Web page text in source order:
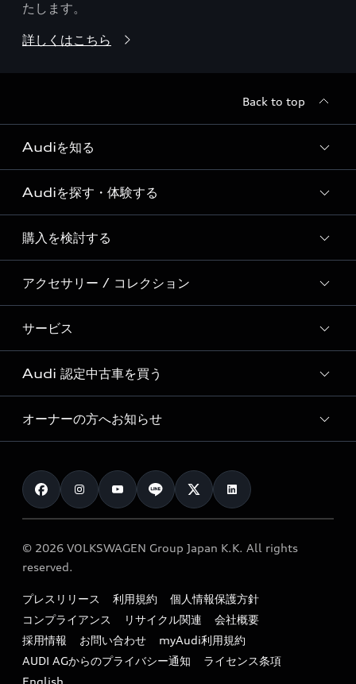
たします。
詳しくはこちら
Back to top
Audiを知る
Audi ブランド
Story of Progress
Audi Sport
Formula 1®
デジタルサービス
Audiを探す・体験する
ディーラー検索
新車在庫検索
試乗車・展示車検索
見積り依頼
試乗予約
購入を検討する
モデル一覧
特別仕様モデル / 限定モデル
e-tronラインアップ
価格シミュレーション
車両比較
カタログ一覧
アクセサリー / コレクション
純正アクセサリー
オンラインショップ
Audi collection
アウディナビアプリ
サービス
サービス入庫予約
サービスプログラム
メンテナンス
車検 / 定期点検
e-tronアフターサポート
myAudi
Audi 認定中古車を買う
Audi認定中古車
クオリティ
保証
メンテナンス
ファイナンス
キャンペーン / イベント
買取査定
オーナーの方へお知らせ
お知らせ
オーナー様向けキャンペーン
特定整備適用車一覧
リサイクル法
よくある質問（FAQ）
© 2026 VOLKSWAGEN Group Japan K.K. All rights
reserved.
プレスリリース 利用規約
個人情報保護方針
コンプライアンス
リサイクル関連
会社概要
採用情報
お問い合わせ
myAudi利用規約
AUDI AGからのプライバシー通知
ライセンス条項
English